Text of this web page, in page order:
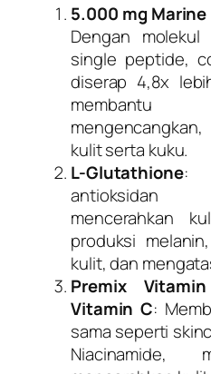
5.000 mg
Dengan
single peptide,
diserap 4,8x
membantu
kulit serta kuku.
L-Glutathione:
antioksidan
mencerahkan
produksi
kulit, dan
Premix
Vitamin C:
sama seperti
Niacinamide,